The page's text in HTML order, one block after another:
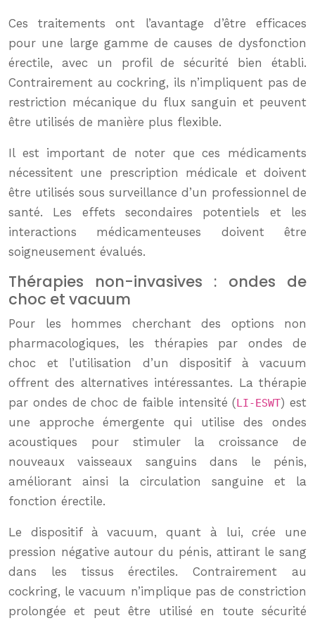
Ces traitements ont l’avantage d’être efficaces
pour une large gamme de causes de dysfonction
érectile, avec un profil de sécurité bien établi.
Contrairement au cockring, ils n’impliquent pas de
restriction mécanique du flux sanguin et peuvent
être utilisés de manière plus flexible.
Il est important de noter que ces médicaments
nécessitent une prescription médicale et doivent
être utilisés sous surveillance d’un professionnel de
santé. Les effets secondaires potentiels et les
interactions médicamenteuses doivent être
soigneusement évalués.
Thérapies non-invasives : ondes de
choc et vacuum
Pour les hommes cherchant des options non
pharmacologiques, les thérapies par ondes de
choc et l’utilisation d’un dispositif à vacuum
offrent des alternatives intéressantes. La thérapie
par ondes de choc de faible intensité (LI-ESWT) est
une approche émergente qui utilise des ondes
acoustiques pour stimuler la croissance de
nouveaux vaisseaux sanguins dans le pénis,
améliorant ainsi la circulation sanguine et la
fonction érectile.
Le dispositif à vacuum, quant à lui, crée une
pression négative autour du pénis, attirant le sang
dans les tissus érectiles. Contrairement au
cockring, le vacuum n’implique pas de constriction
prolongée et peut être utilisé en toute sécurité